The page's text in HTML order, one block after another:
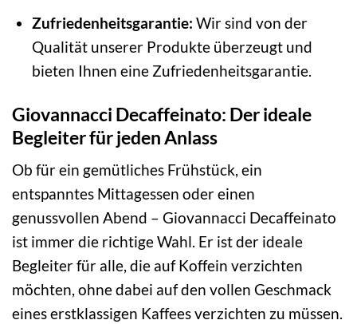
Zufriedenheitsgarantie: Wir sind von der
Qualität unserer Produkte überzeugt und
bieten Ihnen eine Zufriedenheitsgarantie.
Giovannacci Decaffeinato: Der ideale
Begleiter für jeden Anlass
Ob für ein gemütliches Frühstück, ein
entspanntes Mittagessen oder einen
genussvollen Abend – Giovannacci Decaffeinato
ist immer die richtige Wahl. Er ist der ideale
Begleiter für alle, die auf Koffein verzichten
möchten, ohne dabei auf den vollen Geschmack
eines erstklassigen Kaffees verzichten zu müssen.